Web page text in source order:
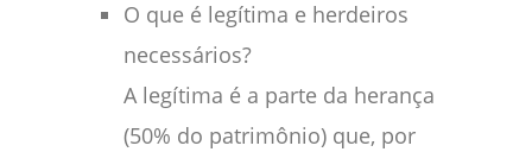
O que é legítima e herdeiros
necessários?
A legítima é a parte da herança
(50% do patrimônio) que, por